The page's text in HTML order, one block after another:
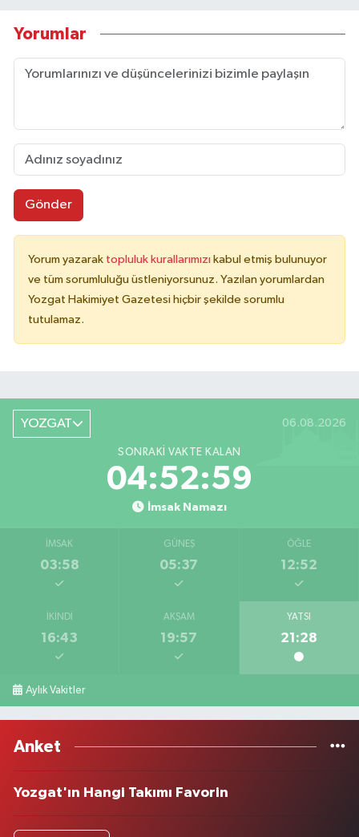
Yorumlar
Gönder
Yorum yazarak topluluk kurallarımızı kabul etmiş bulunuyor
ve tüm sorumluluğu üstleniyorsunuz. Yazılan yorumlardan
Yozgat Hakimiyet Gazetesi hiçbir şekilde sorumlu
tutulamaz.
YOZGAT 06.08.2026
SONRAKI VAKTE KALAN
04:52:59
İmsak Namazı
İMSAK
03:58
GÜNEŞ
05:37
ÖĞLE
12:52
İKINDI
16:43
AKŞAM
19:57
YATSI
21:28
Aylık Vakitler
Anket
Yozgat'ın Hangi Takımı Favorin